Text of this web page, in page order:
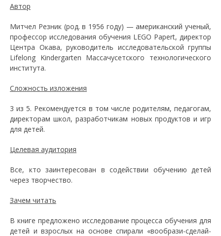
Автор
Митчел Резник (род. в 1956 году) — американский ученый,
профессор исследования обучения LEGO Papert, директор
Центра Окава, руководитель исследовательской группы
Lifelong Kindergarten Массачусетского технологического
института.
Сложность изложения
3 из 5. Рекомендуется в том числе родителям, педагогам,
директорам школ, разработчикам новых продуктов и игр
для детей.
Целевая аудитория
Все, кто заинтересован в содействии обучению детей
через творчество.
Зачем читать
В книге предложено исследование процесса обучения для
детей и взрослых на основе спирали «вообрази-сделай-